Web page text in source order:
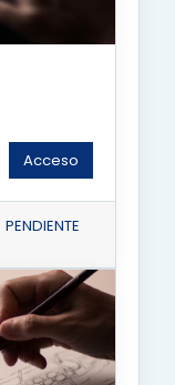
Acceso